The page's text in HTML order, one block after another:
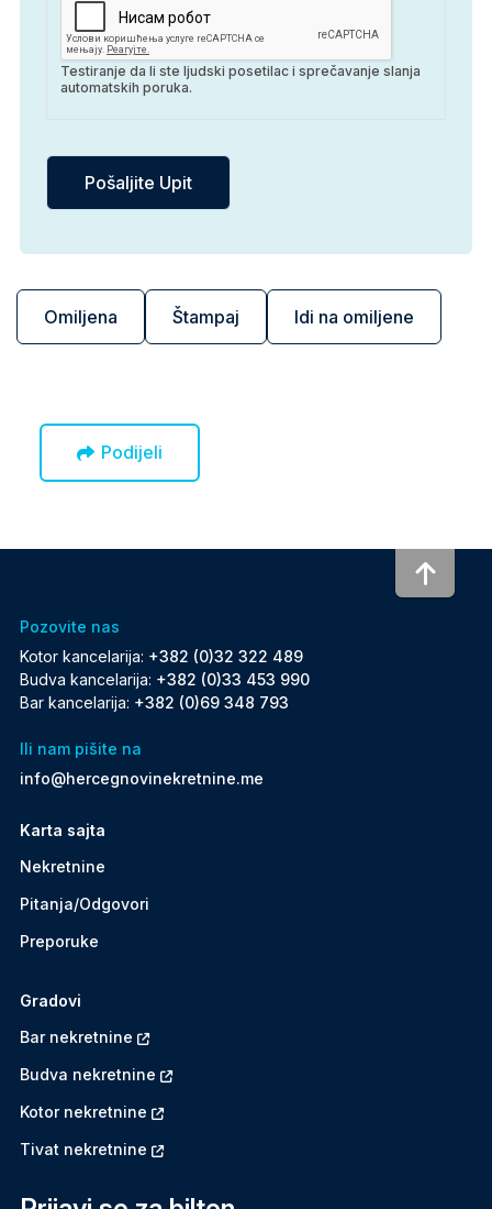
Omiljena Štampaj Idi na omiljene
Testiranje da li ste ljudski posetilac i sprečavanje slanja
automatskih poruka.
Podijeli
Pozovite nas
Kotor kancelarija: +382 (0)32 322 489
Budva kancelarija: +382 (0)33 453 990
Bar kancelarija: +382 (0)69 348 793
Ili nam pišite na
info@hercegnovinekretnine.me
Karta sajta
Nekretnine
Pitanja/Odgovori
Preporuke
Gradovi
Bar nekretnine
Budva nekretnine
Kotor nekretnine
Tivat nekretnine
To